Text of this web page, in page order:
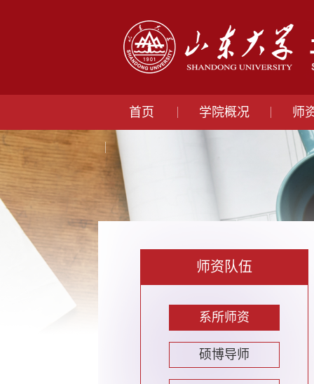
首页 学院概况 师
师资队伍
系所师资
硕博导师